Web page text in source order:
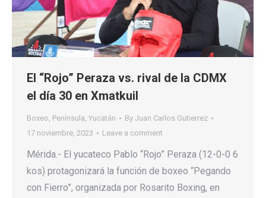
El “Rojo” Peraza vs. rival de la CDMX
el día 30 en Xmatkuil
Boxeo, Península, Yucatán By Juan Carlos Gutierrez
17 noviembre, 2023
Leave a comment
Mérida.- El yucateco Pablo “Rojo” Peraza (12-0-0 6
kos) protagonizará la función de boxeo “Pegando
con Fierro”, organizada por Rosarito Boxing, en